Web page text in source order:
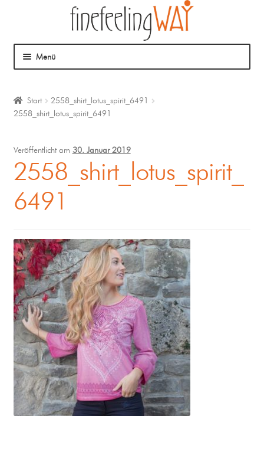
Menü
Mein Angebot
Coaching
Klangmassage
Start
2558_shirt_lotus_spirit_6491
2558_shirt_lotus_spirit_6491
Veröffentlicht am 30. Januar 2019
2558_shirt_lotus_spirit_
6491